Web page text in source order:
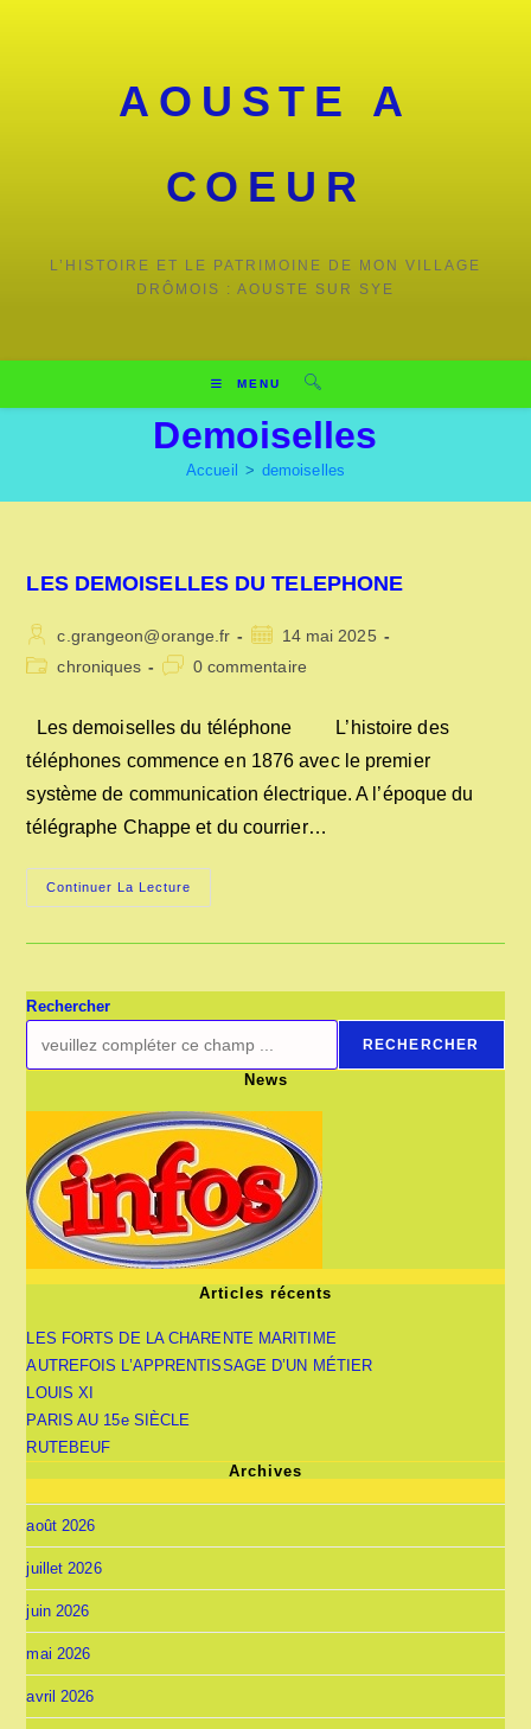
AOUSTE A
COEUR
L’HISTOIRE ET LE PATRIMOINE DE MON VILLAGE
DRÔMOIS : AOUSTE SUR SYE
MENU
Demoiselles
Accueil > demoiselles
LES DEMOISELLES DU TELEPHONE
Auteur/autrice
de
c.grangeon@orange.fr
Publication
publiée :
14 mai 2025
Postchroniques
Commentaires
publication :
0 commentaire
Les demoiselles du téléphone L’histoire des
téléphones commence en 1876 avec le premier
système de communication électrique. A l’époque du
télégraphe Chappe et du courrier…
Continuer La Lecture
DEMOISELLES
Rechercher
RECHERCHER
News
Articles récents
LES FORTS DE LA CHARENTE MARITIME
AUTREFOIS L’APPRENTISSAGE D’UN MÉTIER
LOUIS XI
PARIS AU 15e SIÈCLE
RUTEBEUF
Archives
août 2026
juillet 2026
juin 2026
mai 2026
avril 2026